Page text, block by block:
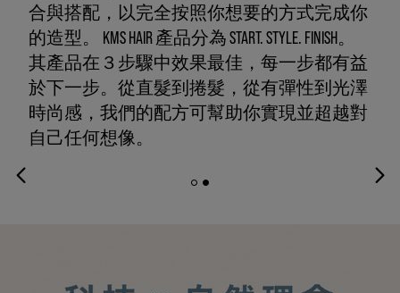
合與搭配，以完全按照你想要的方式完成你
的造型。 KMS HAIR 產品分為 START. STYLE. FINISH。
其產品在３步驟中效果最佳，每一步都有益
於下一步。從直髮到捲髮，從有彈性到光澤
時尚感，我們的配方可幫助你實現並超越對
自己任何想像。